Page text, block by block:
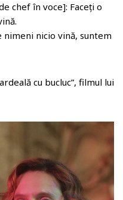
chef în voce]: Faceți o
nimeni nicio vină, suntem
cu bucluc”, filmul lui